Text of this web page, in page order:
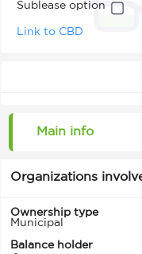
Sublease option
Link to CBD
Main info
Organizations
Ownership type
Municipal
Balance holder